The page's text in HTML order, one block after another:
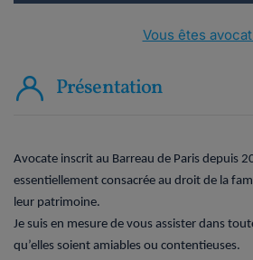
Vous êtes
Présentation
Avocate inscrit au Barreau de Paris depuis
essentiellement consacrée au droit de la
leur patrimoine.
Je suis en mesure de vous assister dans
qu’elles soient amiables ou contentieuses.